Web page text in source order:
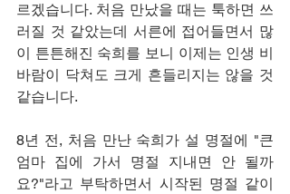
르겠습니다. 처음 만났을 때는 툭하면 쓰
러질 것 같았는데 서른에 접어들면서 많
이 튼튼해진 숙희를 보니 이제는 인생 비
바람이 닥쳐도 크게 흔들리지는 않을 것
같습니다.
8년 전, 처음 만난 숙희가 설 명절에 "큰
엄마 집에 가서 명절 지내면 안 될까
요?"라고 부탁하면서 시작된 명절 같이